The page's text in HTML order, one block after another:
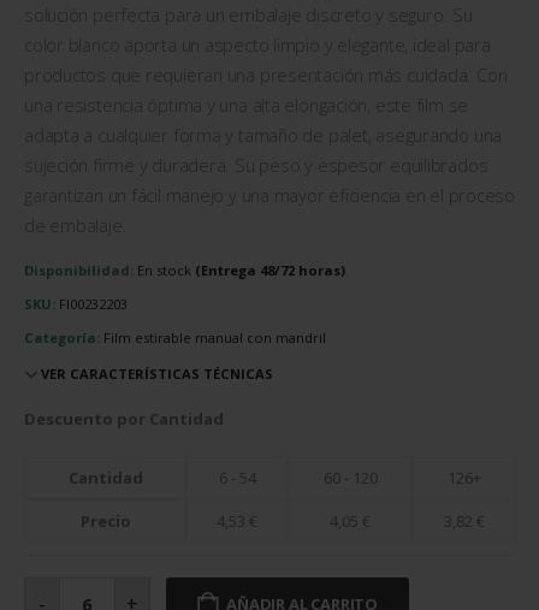
solución perfecta para un embalaje discreto y seguro. Su
color blanco aporta un aspecto limpio y elegante, ideal para
productos que requieran una presentación más cuidada. Con
una resistencia óptima y una alta elongación, este film se
adapta a cualquier forma y tamaño de palet, asegurando una
sujeción firme y duradera. Su peso y espesor equilibrados
garantizan un fácil manejo y una mayor eficiencia en el proceso
de embalaje.
Disponibilidad: En stock
SKU: FI00232203
Categoría: Film estirable manual con mandril
VER CARACTERÍSTICAS TÉCNICAS
Descuento por Cantidad
Cantidad 6 - 54 60 - 120
126+
Precio
4,53 € 4,05 € 3,82 €
- estirable + AÑADIR AL CARRITO